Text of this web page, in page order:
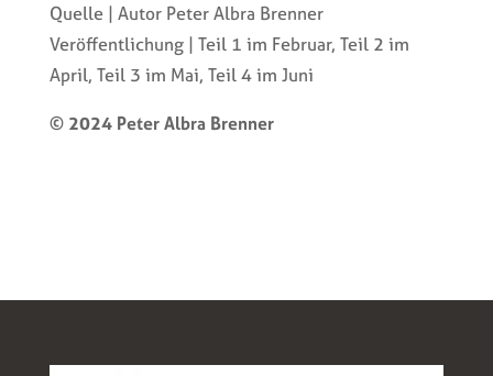
Quelle | Autor Peter Albra Brenner
Veröffentlichung | Teil 1 im Februar, Teil 2 im
April, Teil 3 im Mai, Teil 4 im Juni
© 2024 Peter Albra Brenner